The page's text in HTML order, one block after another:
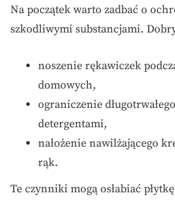
Na początek warto zadbać o
szkodliwymi substancjami.
noszenie rękawiczek
domowych,
ograniczenie
detergentami,
nałożenie nawilżającego
rąk.
Te czynniki mogą osłabiać